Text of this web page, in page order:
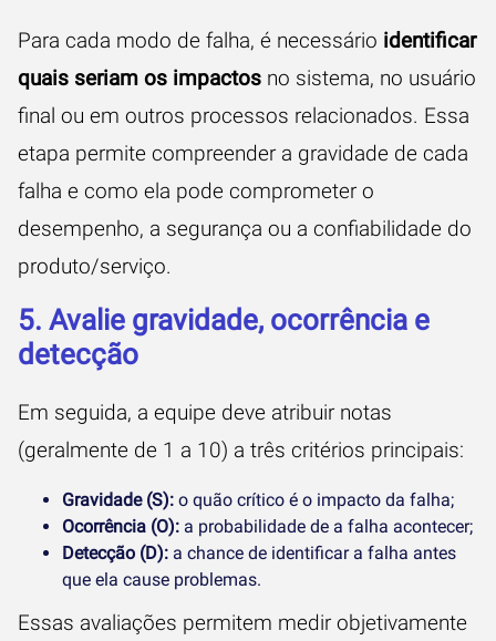
Para cada modo de falha, é necessário identificar
quais seriam os impactos no sistema, no usuário
final ou em outros processos relacionados. Essa
etapa permite compreender a gravidade de cada
falha e como ela pode comprometer o
desempenho, a segurança ou a confiabilidade do
produto/serviço.
5. Avalie gravidade, ocorrência e
detecção
Em seguida, a equipe deve atribuir notas
(geralmente de 1 a 10) a três critérios principais:
Gravidade (S): o quão crítico é o impacto da falha;
Ocorrência (O): a probabilidade de a falha acontecer;
Detecção (D): a chance de identificar a falha antes
que ela cause problemas.
Essas avaliações permitem medir objetivamente